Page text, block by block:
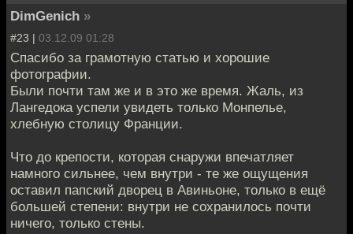
DimGenich »
#23 | 03.12.09 01:28
Спасибо за грамотную статью и хорошие
фотографии.
Были почти там же и в это же время. Жаль, из
Лангедока успели увидеть только Монпелье,
хлебную столицу Франции.
Что до крепости, которая снаружи впечатляет
намного сильнее, чем внутри - те же ощущения
оставил папский дворец в Авиньоне, только в ещё
большей степени: внутри не сохранилось почти
ничего, только стены.